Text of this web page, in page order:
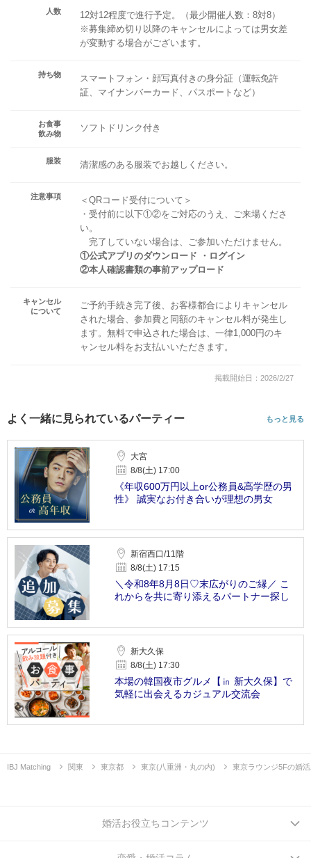
人数
12対12程度で進行予定。（最少開催人数：8対8）
※募集締め切り以降のキャンセルによっては男女差
が変動する場合がございます。
持ち物
スマートフォン・顔写真付きの身分証（運転免許
証、マイナンバーカード、パスポートなど）
お食事
飲み物
ソフトドリンク付き
服装 清潔感のある服装でお越しください。
注意事項
＜QRコード受付について＞
・受付前に以下①②をご対応のうえ、ご来場くださ
い。
完了していない場合は、ご参加いただけません。
①公式アプリのダウンロード ・ログイン
②本人確認書類の事前アップロード
キャンセル
について
ご予約手続き完了後、お客様都合によりキャンセル
された場合、参加費と同額のキャンセル料が発生し
ます。無料で申込された場合は、一律1,000円のキ
ャンセル料をお支払いいただきます。
掲載開始日：2026/2/27
よく一緒に見られているパーティー もっと見る
大宮
8/8(土) 17:00
《年収600万円以上or公務員&高学歴の男
性》 誠実なお付き合いが理想の男女
新宿西口/11階
8/8(土) 17:15
＼令和8年8月8日♡末広がりのご縁／ こ
れからを共に寄り添えるパートナー探し
新大久保
8/8(土) 17:30
本場の韓国夜市グルメ【㏌ 新大久保】で
気軽に出会えるカジュアル交流会
IBJ Matching 関東 東京都 東京(八重洲・丸の内) 東京ラウンジ5Fの婚
婚活お役立ちコンテンツ